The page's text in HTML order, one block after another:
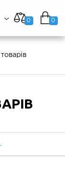
0 0